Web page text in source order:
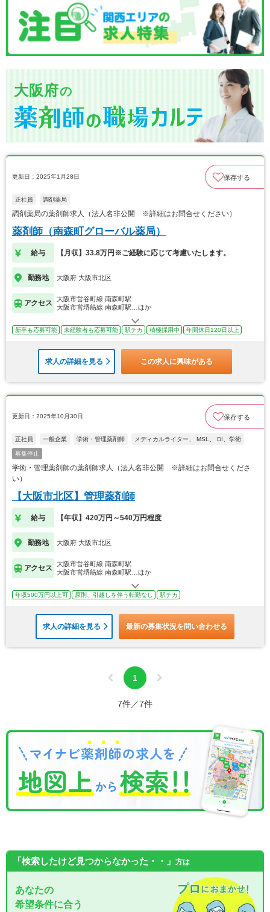
大阪府の
更新日：2025年1月28日 保存する
正社員 調剤薬局
調剤薬局の薬剤師求人（法人名非公開 ※詳細はお問合せください）
薬剤師（南森町グローバル薬局）
給与 【月収】33.8万円※ご経験に応じて考慮いたします。
勤務地 大阪府 大阪市北区
アクセス
大阪市営谷町線 南森町駅
大阪市営堺筋線 南森町駅…ほか
新卒も応募可能 未経験者も応募可能 駅チカ 積極採用中 年間休日120日以上
求人の詳細を見る この求人に興味がある
更新日：2025年10月30日 保存する
正社員 一般企業 学術・管理薬剤師 メディカルライター、 MSL、 DI、学術
募集停止
学術・管理薬剤師の薬剤師求人（法人名非公開 ※詳細はお問合せくださ
い）
【大阪市北区】管理薬剤師
給与 【年収】420万円～540万円程度
勤務地 大阪府 大阪市北区
アクセス
大阪市営谷町線 南森町駅
大阪市営堺筋線 南森町駅…ほか
年収500万円以上可 原則、引越しを伴う転勤なし 駅チカ
求人の詳細を見る 最新の募集状況を問い合わせる
1
7件／7件
「検索したけど見つからなかった・・」 方は
あなたの
希望条件に合う